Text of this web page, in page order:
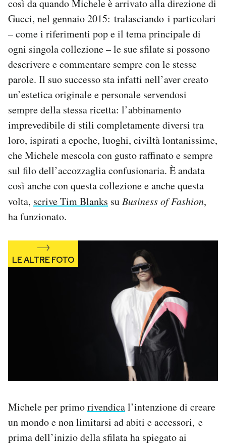
Esci
così da quando Michele è arrivato alla direzione di
Gucci, nel gennaio 2015: tralasciando i particolari
– come i riferimenti pop e il tema principale di
ogni singola collezione – le sue sfilate si possono
descrivere e commentare sempre con le stesse
parole. Il suo successo sta infatti nell’aver creato
un’estetica originale e personale servendosi
sempre della stessa ricetta: l’abbinamento
imprevedibile di stili completamente diversi tra
loro, ispirati a epoche, luoghi, civiltà lontanissime,
che Michele mescola con gusto raffinato e sempre
sul filo dell’accozzaglia confusionaria. È andata
così anche con questa collezione e anche questa
volta, scrive Tim Blanks suBusiness of Fashion,
ha funzionato.
Michele per primorivendical’intenzione di creare
un mondo e non limitarsi ad abiti e accessori, e
prima dell’inizio della sfilata ha spiegato ai